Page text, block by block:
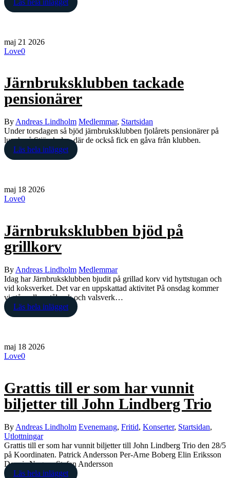
maj 21 2026
Love0
Järnbruksklubben tackade
pensionärer
By Andreas Lindholm Medlemmar, Startsidan
Under torsdagen så bjöd järnbruksklubben fjolårets pensionärer på
lunch på Stjärnholm, där de också fick en gåva från klubben.
Läs hela inlägget
maj 18 2026
Love0
Järnbruksklubben bjöd på
grillkorv
By Andreas Lindholm Medlemmar
Idag har Järnbruksklubben bjudit på grillad korv vid hyttstugan och
vid koksverket. Det var en uppskattad aktivitet​ På onsdag kommer
vi stå mellan stålverk och valsverk…
Läs hela inlägget
maj 18 2026
Love0
Grattis till er som har vunnit
biljetter till John Lindberg Trio
By Andreas Lindholm Evenemang, Fritid, Konserter, Startsidan,
Utlottningar
Grattis till er som har vunnit biljetter till John Lindberg Trio den 28/5
på Koordinaten. Patrick Andersson Per-Arne Boberg Elin Eriksson
Dennis Nygren Stefan Andersson
Läs hela inlägget